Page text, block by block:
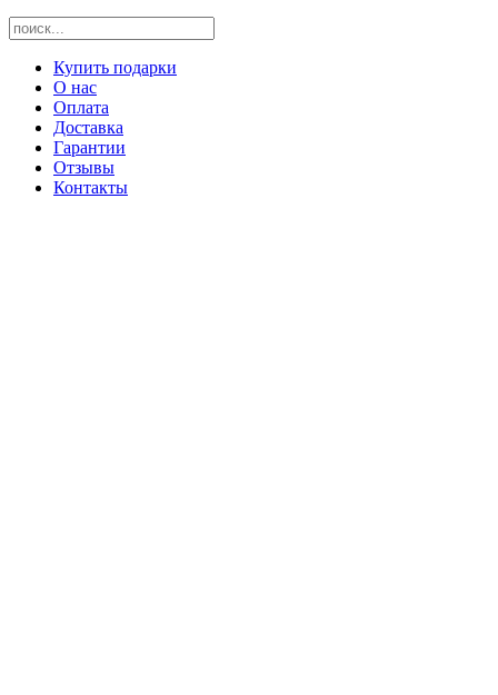
Купить подарки
О нас
Оплата
Доставка
Гарантии
Отзывы
Контакты